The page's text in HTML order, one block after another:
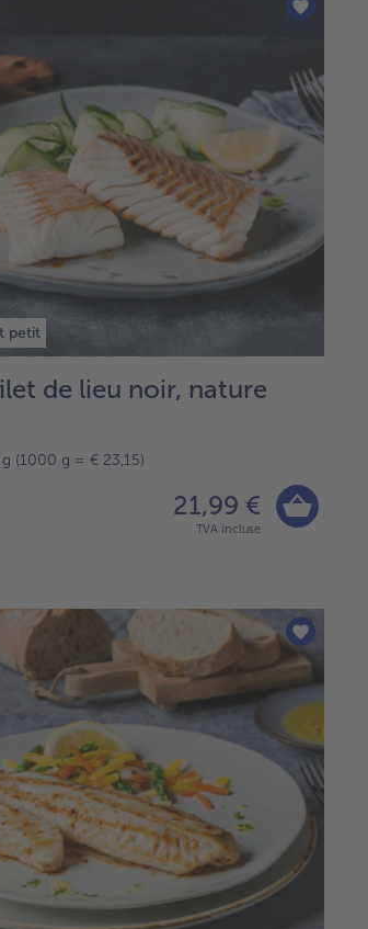
petit
de lieu noir, nature
(1000 g = € 23,15)
21,99 €
TVA incluse